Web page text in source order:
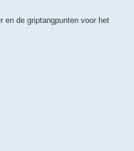
en de griptangpunten voor het